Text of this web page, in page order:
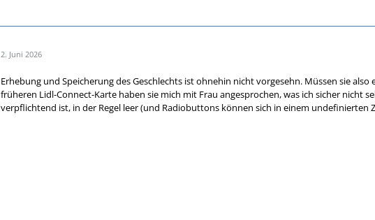
2. Juni 2026
Erhebung und Speicherung des Geschlechts ist ohnehin nicht vorgesehn. Müssen sie
früheren Lidl-Connect-Karte haben sie mich mit Frau angesprochen, was ich sicher nicht
verpflichtend ist, in der Regel leer (und Radiobuttons können sich in einem undefinierten